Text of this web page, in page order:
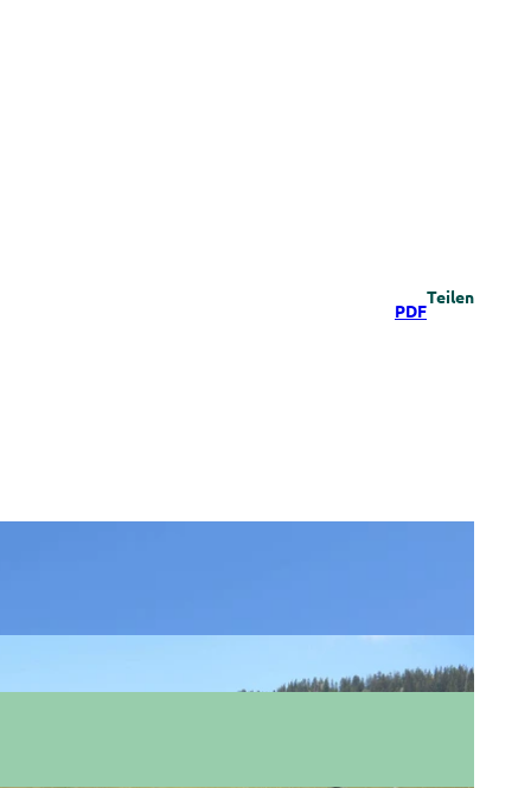
PDF
Teilen